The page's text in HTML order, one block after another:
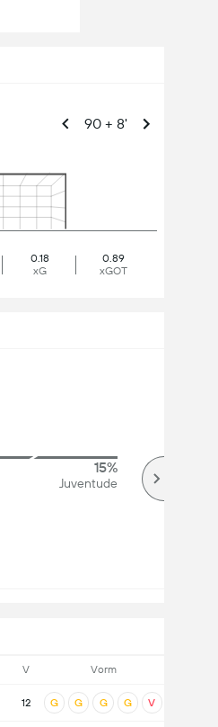
90 + 8'
0.18
xG
0.89
xGOT
V Vorm
12 G G G G V
15%
Juventude